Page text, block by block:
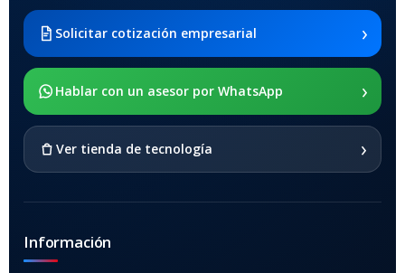
2021 SM-x200 / Samsung
Galaxy Tab A8 10.5 2021 SM-
x205
SOPORTE DE APOYO
Solicitar cotización empresarial ›
Hablar con un asesor por WhatsApp ›
Ver tienda de tecnología ›
Información